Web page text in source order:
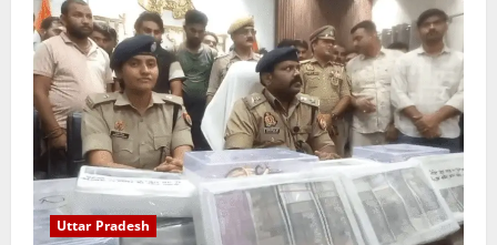
Uttar Pradesh